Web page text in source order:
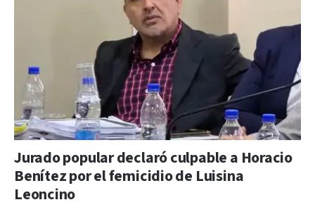
Jurado popular declaró culpable a Horacio
Benítez por el femicidio de Luisina
Leoncino